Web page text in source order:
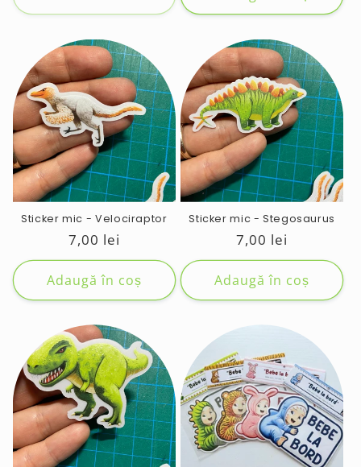
Sticker mic - Velociraptor
Preț
obișnuit
7,00 lei
Adaugă în coș
Sticker mic - Stegosaurus
Preț
obișnuit
7,00 lei
Adaugă în coș